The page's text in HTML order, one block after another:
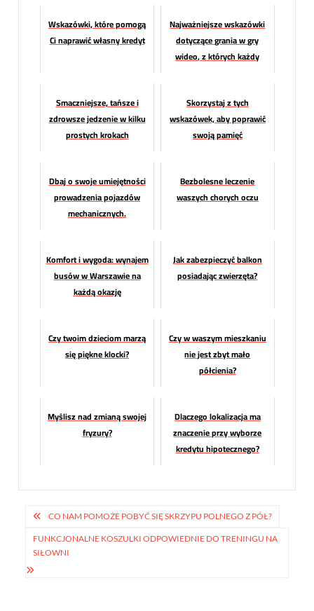
Wskazówki, które pomogą
Ci naprawić własny kredyt
Najważniejsze wskazówki
dotyczące grania w gry
wideo, z których każdy
Smaczniejsze, tańsze i
zdrowsze jedzenie w kilku
prostych krokach
Skorzystaj z tych
wskazówek, aby poprawić
swoją pamięć
Dbaj o swoje umiejętności
prowadzenia pojazdów
mechanicznych.
Bezbolesne leczenie
waszych chorych oczu
Komfort i wygoda: wynajem
busów w Warszawie na
każdą okazję
Jak zabezpieczyć balkon
posiadając zwierzęta?
Czy twoim dzieciom marzą
się piękne klocki?
Czy w waszym mieszkaniu
nie jest zbyt mało
półcienia?
Myślisz nad zmianą swojej
fryzury?
Dlaczego lokalizacja ma
znaczenie przy wyborze
kredytu hipotecznego?
Nawigacja
wpisu
CO NAM POMOŻE POBYĆ SIĘ SKRZYPU POLNEGO Z PÓŁ?
FUNKCJONALNE KOSZULKI ODPOWIEDNIE DO TRENINGU NA
SIŁOWNI